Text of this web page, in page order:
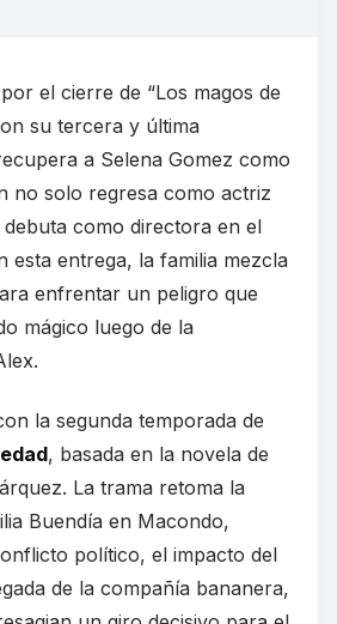
el cierre de “Los magos de
su tercera y última
a Selena Gomez como
no solo regresa como actriz
como directora en el
esta entrega, la familia mezcla
enfrentar un peligro que
mágico luego de la
la segunda temporada de
, basada en la novela de
La trama retoma la
Buendía en Macondo,
político, el impacto del
de la compañía bananera,